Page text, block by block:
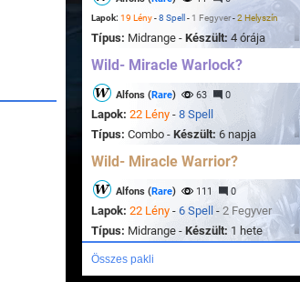
Lapok: 19 Lény-8 Spell - 1 Fegyver-2 Helyszín
Típus: Midrange - Készült: 4 órája
Wild- Miracle Warlock?
Alfons (Rare) 63 0
Lapok: 22 Lény - 8 Spell
Típus: Combo - Készült: 6 napja
Wild- Miracle Warrior?
Alfons (Rare) 111 0
Lapok: 22 Lény - 6 Spell - 2 Fegyver
Típus: Midrange - Készült: 1 hete
Összes pakli